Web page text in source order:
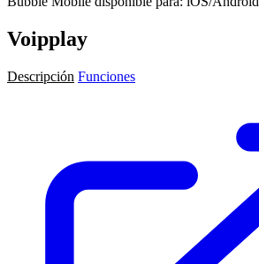
Voipplay
Descripción Funciones